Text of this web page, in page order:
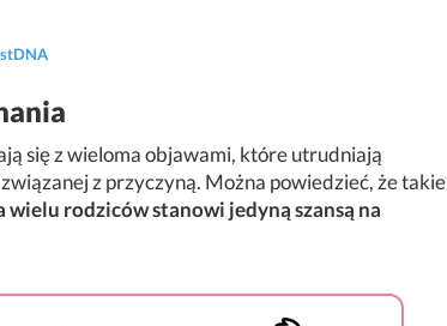
się z wieloma objawami, które utrudniają
z przyczyną. Można powiedzieć, że takie
wielu rodziców stanowi jedyną szansą na